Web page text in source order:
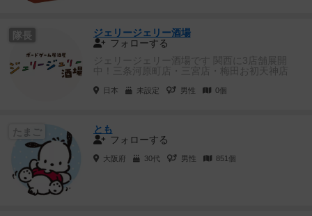
隊長
ジェリージェリー酒場
フォローする
ジェリージェリー酒場です 関西に3店舗展開
中！三条河原町店・三宮店・梅田お初天神店
日本 未設定 男性 0個
たまご
とも
フォローする
大阪府 30代 男性 851個